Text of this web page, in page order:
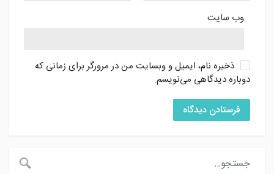
وب‌ سایت
ذخیره نام، ایمیل و وبسایت من در مرورگر برای زمانی که
دوباره دیدگاهی می‌نویسم.